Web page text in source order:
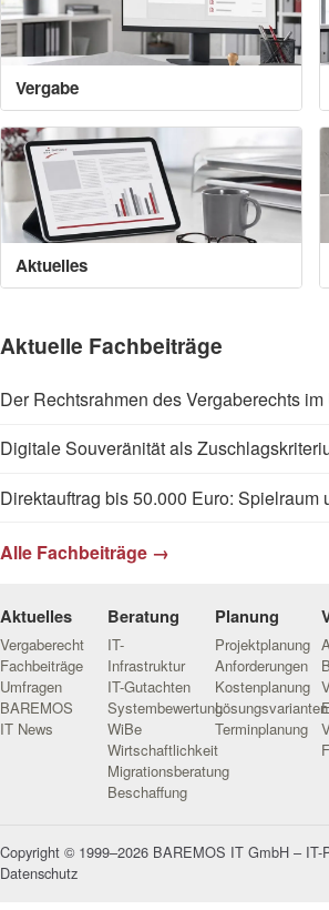
Vergabe
Aktuelles
Aktuelle Fachbeiträge
Der Rechtsrahmen des Vergaberechts
Digitale Souveränität als
Direktauftrag bis 50.000 Euro: Spielraum
Alle Fachbeiträge →
Aktuelles
Vergaberecht
Fachbeiträge
Umfragen
BAREMOS
IT News
Beratung
IT-
Infrastruktur
IT-Gutachten
Systembewertung
WiBe
Wirtschaftlichkeit
Migrationsberatung
Beschaffung
Planung
Projektplanung
Anforderungen
Kostenplanung
Lösungsvarianten
Terminplanung
Copyright © 1999–2026 BAREMOS IT GmbH – IT-
Datenschutz